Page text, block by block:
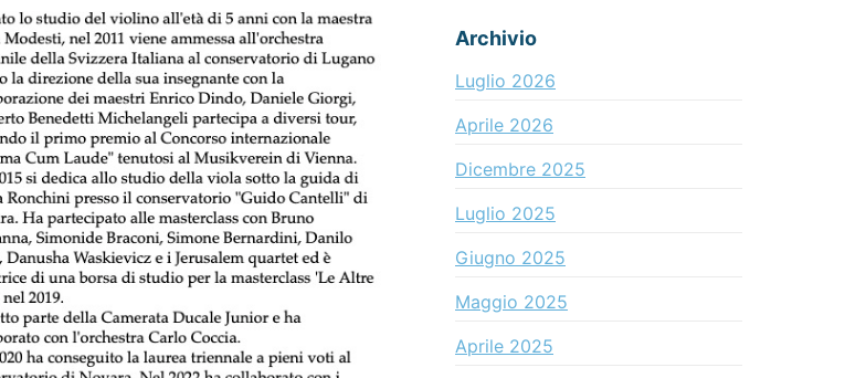
Archivio
Luglio 2026
Aprile 2026
Dicembre 2025
Luglio 2025
Giugno 2025
Maggio 2025
Aprile 2025